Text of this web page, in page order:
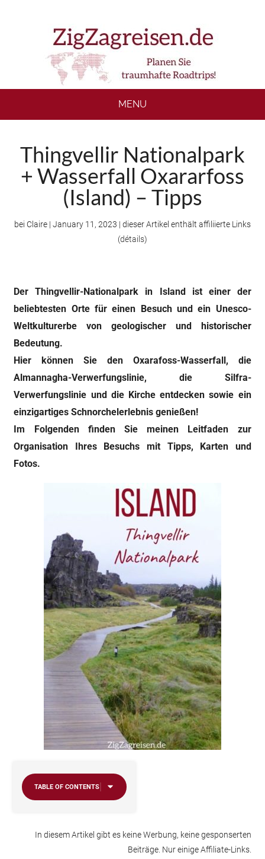
MENU
Thingvellir Nationalpark
+ Wasserfall Oxararfoss
(Island) – Tipps
bei Claire | January 11, 2023 | dieser Artikel enthält affiliierte Links
(détails)
Der Thingvellir-Nationalpark in Island ist einer der
beliebtesten Orte für einen Besuch und ein Unesco-
Weltkulturerbe von geologischer und historischer
Bedeutung.
Hier können Sie den Oxarafoss-Wasserfall, die
Almannagha-Verwerfungslinie, die Silfra-
Verwerfungslinie und die Kirche entdecken sowie ein
einzigartiges Schnorchelerlebnis genießen!
Im Folgenden finden Sie meinen Leitfaden zur
Organisation Ihres Besuchs mit Tipps, Karten und
Fotos.
TABLE OF CONTENTS
In diesem Artikel gibt es keine Werbung, keine gesponserten
Beiträge. Nur einige Affiliate-Links.